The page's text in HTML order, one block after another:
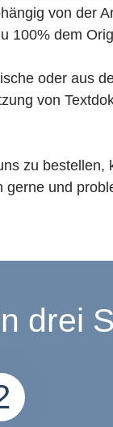
von der
100% dem
oder aus
von
zu
und
drei